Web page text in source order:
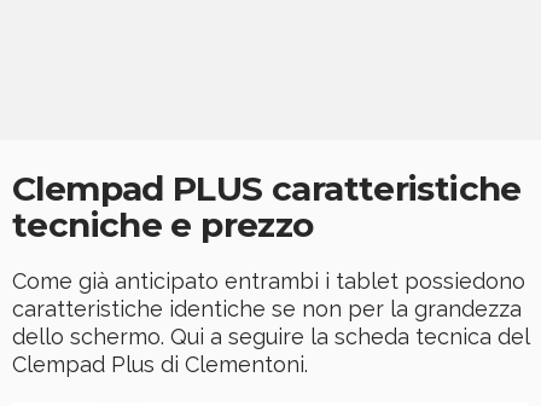
Clempad PLUS caratteristiche
tecniche e prezzo
Come già anticipato entrambi i tablet possiedono
caratteristiche identiche se non per la grandezza
dello schermo. Qui a seguire la scheda tecnica del
Clempad Plus di Clementoni.